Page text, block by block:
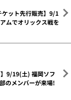
ット先行販売】9/1
ムでオリックス戦を
9/19(土) 福岡ソフ
のメンバーが来場!